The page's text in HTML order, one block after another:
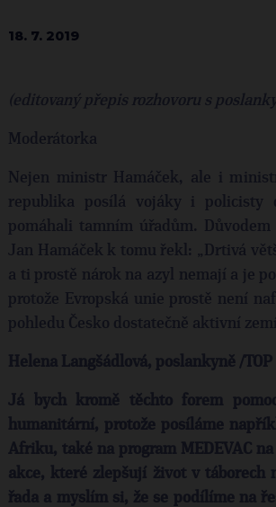
18. 7. 2019
(editovaný přepis rozhovoru s
Moderátorka
Nejen ministr Hamáček, ale i
republika posílá vojáky i policisty
pomáhali tamním úřadům.
Jan Hamáček k tomu řekl: „Drtivá
a ti prostě nárok na azyl nemají a je
protože Evropská unie prostě není
pohledu Česko dostatečně aktivní
Helena Langšádlová, poslankyně /TOP
Já bych kromě těchto forem
humanitární, protože posíláme
Afriku, také na program MEDEVAC
akce, které zlepšují život v táborech
řada a myslím si, že se podílíme na